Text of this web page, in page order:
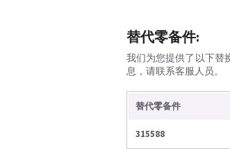
替代零备件:
我们为您提供了以下替
息，请联系客服人员。
替代零备件
315588